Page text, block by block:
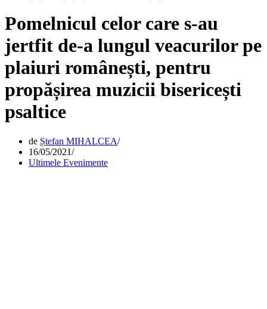
Pomelnicul celor care s-au
jertfit de-a lungul veacurilor pe
plaiuri românești, pentru
propășirea muzicii bisericești
psaltice
de Ștefan MIHALCEA
16/05/2021
Ultimele Evenimente